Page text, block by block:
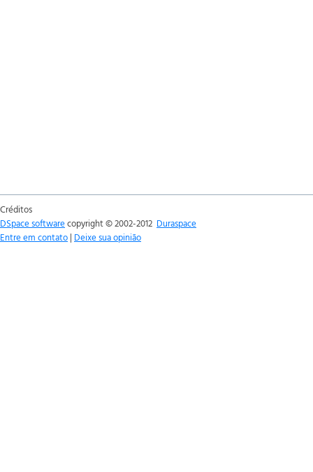
Créditos
DSpace softwarecopyright © 2002-2012 Duraspace
Entre em contato | Deixe sua opinião